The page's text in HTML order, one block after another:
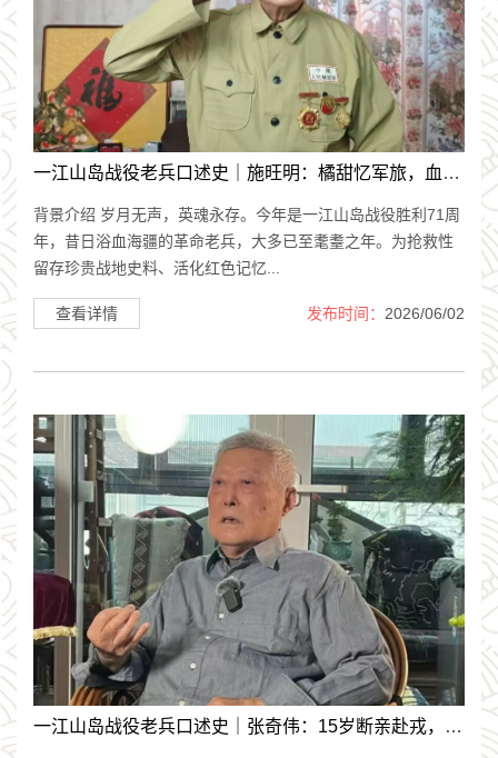
一江山岛战役老兵口述史｜施旺明：橘甜忆军旅，血战守海疆
背景介绍 岁月无声，英魂永存。今年是一江山岛战役胜利71周
年，昔日浴血海疆的革命老兵，大多已至耄耋之年。为抢救性
留存珍贵战地史料、活化红色记忆...
查看详情 发布时间： 2026/06/02
一江山岛战役老兵口述史｜张奇伟：15岁断亲赴戎，一生无悔守山河